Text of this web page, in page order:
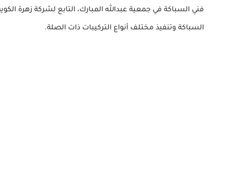
فني السباكة في جمعية عبدالله المبارك، التابع لشركة زهرة
السباكة وتنفيذ مختلف أنواع التركيبات ذات الصلة.